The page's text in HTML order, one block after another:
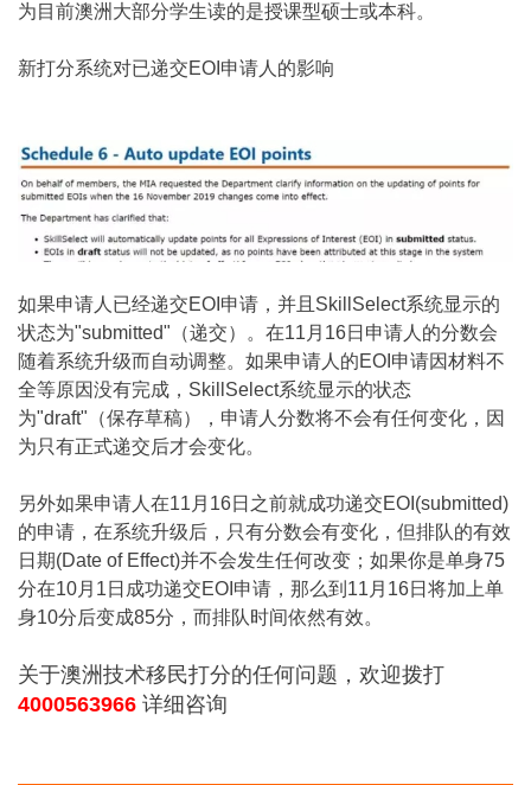
为目前澳洲大部分学生读的是授课型硕士或本科。
新打分系统对已递交EOI申请人的影响
如果申请人已经递交EOI申请，并且SkillSelect系统显示的
状态为"submitted"（递交）。在11月16日申请人的分数会
随着系统升级而自动调整。如果申请人的EOI申请因材料不
全等原因没有完成，SkillSelect系统显示的状态
为"draft"（保存草稿），申请人分数将不会有任何变化，因
为只有正式递交后才会变化。
另外如果申请人在11月16日之前就成功递交EOI(submitted)
的申请，在系统升级后，只有分数会有变化，但排队的有效
日期(Date of Effect)并不会发生任何改变；如果你是单身75
分在10月1日成功递交EOI申请，那么到11月16日将加上单
身10分后变成85分，而排队时间依然有效。
关于澳洲技术移民打分的任何问题，欢迎拨打
4000563966 详细咨询